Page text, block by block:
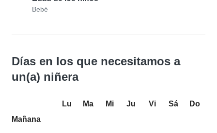
Bebé
Días en los que necesitamos a
un(a) niñera
Lu Ma Mi Ju Vi Sá
Do
Mañana